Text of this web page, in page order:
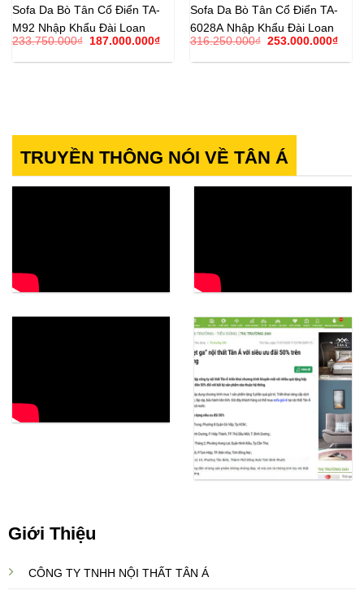
Sofa Da Bò Tân Cổ Điển TA-
M92 Nhập Khẩu Đài Loan
233.750.000₫
Giá
là:
187.000.000₫Giá
tại
Sofa Da Bò Tân Cổ Điển TA-
6028A Nhập Khẩu Đài Loan
316.250.000₫ Giá
là:
253.000.000₫Giá
tại
TRUYỀN THÔNG NÓI VỀ TÂN Á
Giới Thiệu
CÔNG TY TNHH NỘI THẤT TÂN Á